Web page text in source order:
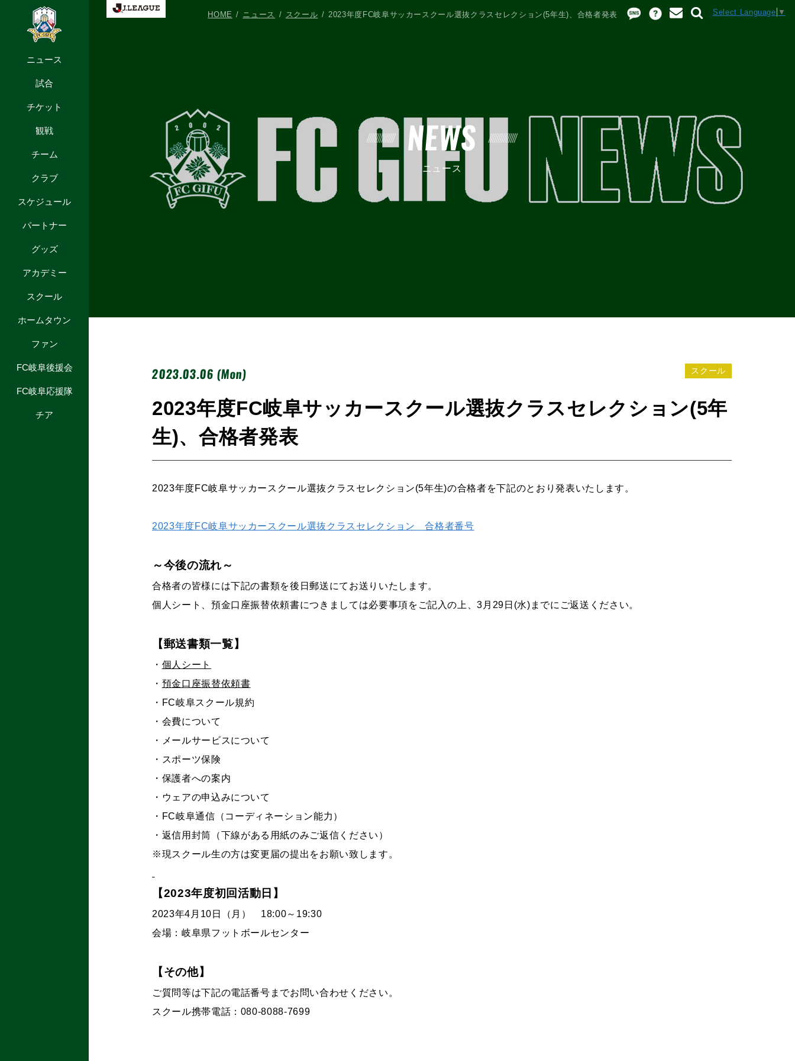
ニュース
試合
チケット
観戦
チーム
クラブ
スケジュール
パートナー
グッズ
アカデミー
スクール
ホームタウン
ファン
FC岐阜後援会
FC岐阜応援隊
チア
Select Language ▼
NEWS
ニュース
HOME ニュース スクール 2023年度FC岐阜サッカースクール選抜クラスセレクション(5年生)、合格者発表
2023.03.06 (Mon) スクール
2023年度FC岐阜サッカースクール選抜クラスセレクション(5年
生)、合格者発表
2023年度FC岐阜サッカースクール選抜クラスセレクション(5年生)の合格者を下記のとおり発表いたします。
2023年度FC岐阜サッカースクール選抜クラスセレクション 合格者番号
～今後の流れ～
合格者の皆様には下記の書類を後日郵送にてお送りいたします。
個人シート、預金口座振替依頼書につきましては必要事項をご記入の上、3月29日(水)までにご返送ください。
【郵送書類一覧】
・ 個人シート
・ 預金口座振替依頼書
・FC岐阜スクール規約
・会費について
・メールサービスについて
・スポーツ保険
・保護者への案内
・ウェアの申込みについて
・FC岐阜通信（コーディネーション能力）
・返信用封筒（下線がある用紙のみご返信ください ）
※現スクール生の方は変更届の提出をお願い致します。
【2023年度初回活動日】
2023年4月10日（月） 18:00～19:30
会場：岐阜県フットボールセンター
【その他】
ご質問等は下記の電話番号までお問い合わせください。
スクール携帯電話：080-8088-7699